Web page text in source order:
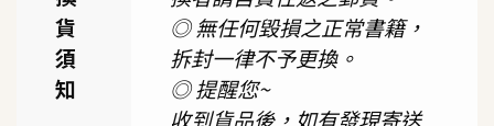
貨
須
知
◎ 無任何毀損之正常書籍，
拆封一律不予更換。
◎ 提醒您~
收到貨品後，如有發現寄送